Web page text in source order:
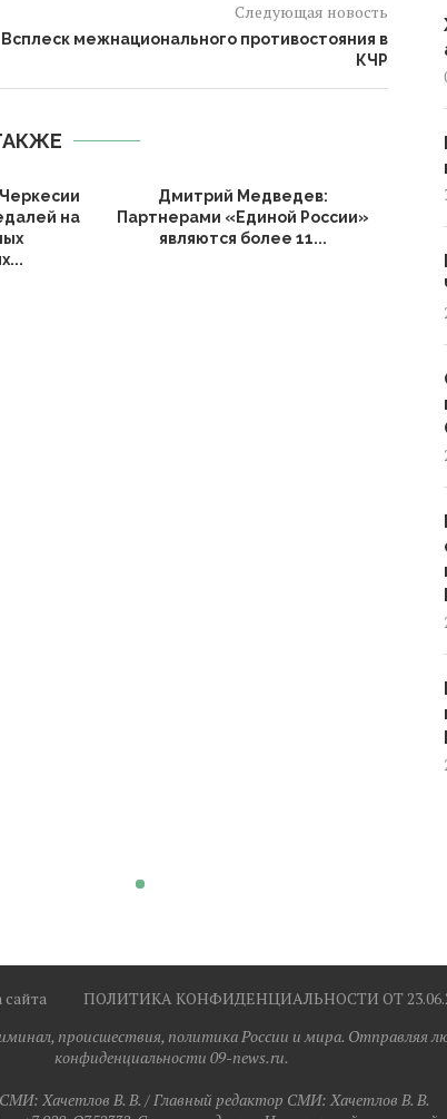
Следующая новость
Всплеск межнационального противостояния в
КЧР
на
Дмитрий Медведев:
Партнерами «Единой России»
являются более 11...
сайта
ПОЛИТИКА КОНФИДЕНЦИАЛЬНОСТИ ОТ
происшествия, политика России и мира. Отправляя
конфиденциальности 09-news.ru.
Хaчeтлoв B. B. / Главный редактор СМИ: Хaчeтлoв B. B.